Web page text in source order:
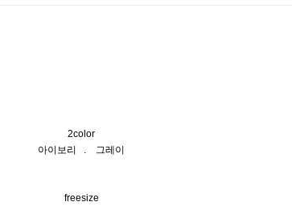
2color
아이보리 . 그레이
freesize